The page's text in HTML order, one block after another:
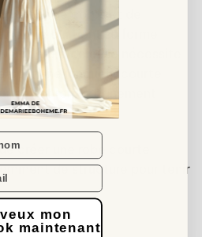
de corps et de
qui tient sa forme
précieuse nécessite
une longueur courte
est romantiquement
créer une robe courte
de structure pour tenir
mon
maintenant